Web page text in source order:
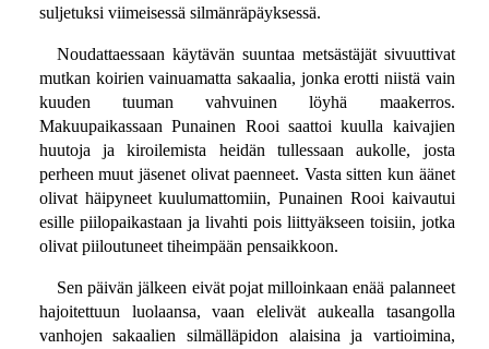
suljetuksi viimeisessä silmänräpäyksessä.
Noudattaessaan käytävän suuntaa metsästäjät sivuuttivat
mutkan koirien vainuamatta sakaalia, jonka erotti niistä vain
kuuden tuuman vahvuinen löyhä maakerros.
Makuupaikassaan Punainen Rooi saattoi kuulla kaivajien
huutoja ja kiroilemista heidän tullessaan aukolle, josta
perheen muut jäsenet olivat paenneet. Vasta sitten kun äänet
olivat häipyneet kuulumattomiin, Punainen Rooi kaivautui
esille piilopaikastaan ja livahti pois liittyäkseen toisiin, jotka
olivat piiloutuneet tiheimpään pensaikkoon.
Sen päivän jälkeen eivät pojat milloinkaan enää palanneet
hajoitettuun luolaansa, vaan elelivät aukealla tasangolla
vanhojen sakaalien silmälläpidon alaisina ja vartioimina,